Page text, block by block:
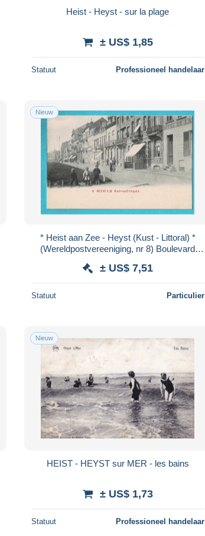
Heist - Heyst - sur la plage
± US$ 1,85
Statuut Professioneel handelaar
Nieuw
* Heist aan Zee - Heyst (Kust - Littoral) *
(Wereldpostvereeniging, nr 8) Boulevard
± US$ 7,51
Statuut Particulier
Nieuw
HEIST - HEYST sur MER - les bains
± US$ 1,73
Statuut Professioneel handelaar